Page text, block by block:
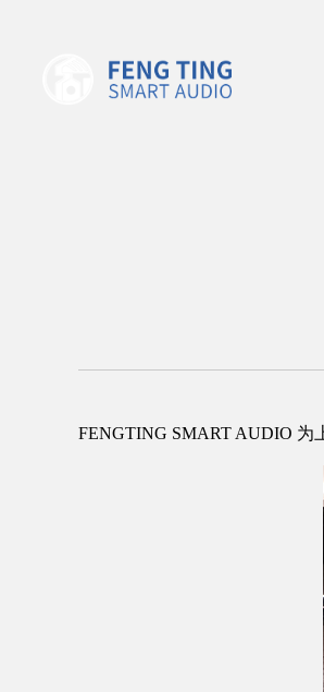
FENGTING SMART AUDIO